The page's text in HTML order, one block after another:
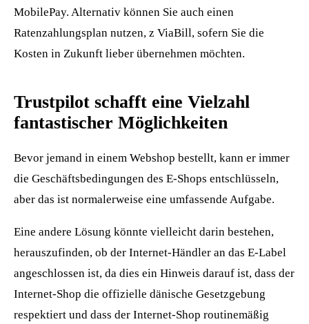
MobilePay. Alternativ können Sie auch einen
Ratenzahlungsplan nutzen, z ViaBill, sofern Sie die
Kosten in Zukunft lieber übernehmen möchten.
Trustpilot schafft eine Vielzahl
fantastischer Möglichkeiten
Bevor jemand in einem Webshop bestellt, kann er immer
die Geschäftsbedingungen des E-Shops entschlüsseln,
aber das ist normalerweise eine umfassende Aufgabe.
Eine andere Lösung könnte vielleicht darin bestehen,
herauszufinden, ob der Internet-Händler an das E-Label
angeschlossen ist, da dies ein Hinweis darauf ist, dass der
Internet-Shop die offizielle dänische Gesetzgebung
respektiert und dass der Internet-Shop routinemäßig